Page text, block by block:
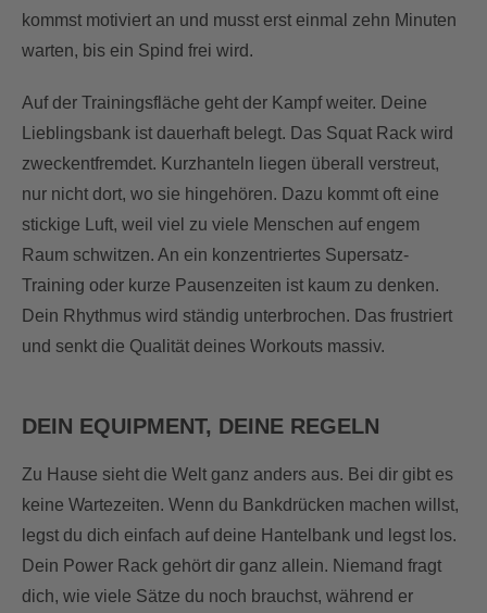
kommst motiviert an und musst erst einmal zehn Minuten
warten, bis ein Spind frei wird.
Auf der Trainingsfläche geht der Kampf weiter. Deine
Lieblingsbank ist dauerhaft belegt. Das Squat Rack wird
zweckentfremdet. Kurzhanteln liegen überall verstreut,
nur nicht dort, wo sie hingehören. Dazu kommt oft eine
stickige Luft, weil viel zu viele Menschen auf engem
Raum schwitzen. An ein konzentriertes Supersatz-
Training oder kurze Pausenzeiten ist kaum zu denken.
Dein Rhythmus wird ständig unterbrochen. Das frustriert
und senkt die Qualität deines Workouts massiv.
DEIN EQUIPMENT, DEINE REGELN
Zu Hause sieht die Welt ganz anders aus. Bei dir gibt es
keine Wartezeiten. Wenn du Bankdrücken machen willst,
legst du dich einfach auf deine Hantelbank und legst los.
Dein Power Rack gehört dir ganz allein. Niemand fragt
dich, wie viele Sätze du noch brauchst, während er